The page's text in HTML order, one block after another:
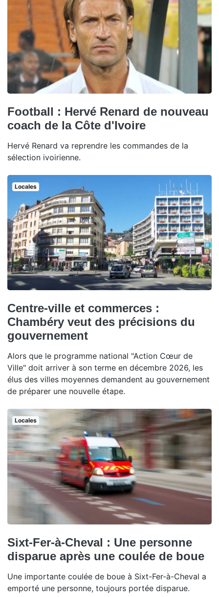
Football : Hervé Renard de nouveau
coach de la Côte d'Ivoire
Hervé Renard va reprendre les commandes de la
sélection ivoirienne.
Locales
Centre-ville et commerces :
Chambéry veut des précisions du
gouvernement
Alors que le programme national "Action Cœur de
Ville" doit arriver à son terme en décembre 2026, les
élus des villes moyennes demandent au gouvernement
de préparer une nouvelle étape.
Locales
Sixt-Fer-à-Cheval : Une personne
disparue après une coulée de boue
Une importante coulée de boue à Sixt-Fer-à-Cheval a
emporté une personne, toujours portée disparue.